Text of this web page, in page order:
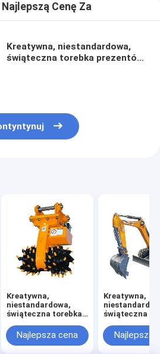
Cenę Za
Kreatywna, niestandardowa,
świąteczna torebka prezentów
Kreatywna,
niestandardowa,
świąteczna torebka
z własnym logo.
Najlepsza cena
Kreatywna,
świąteczna
z własnym
Najlepsza